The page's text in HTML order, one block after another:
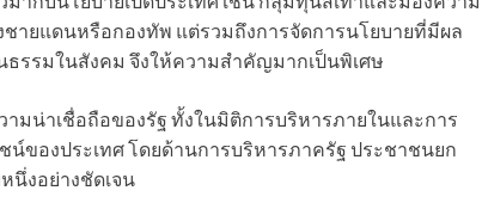
ายแดนหรือกองทัพ แต่รวมถึงการจัดการนโยบายที่มีผล
ธรรมในสังคม จึงให้ความสำคัญมากเป็นพิเศษ
น่าเชื่อถือของรัฐ ทั้งในมิติการบริหารภายในและการ
ของประเทศ โดยด้านการบริหารภาครัฐ ประชาชนยก
นึ่งอย่างชัดเจน